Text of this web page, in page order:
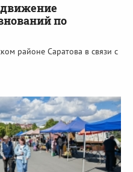
движение
по
районе Саратова в связи с